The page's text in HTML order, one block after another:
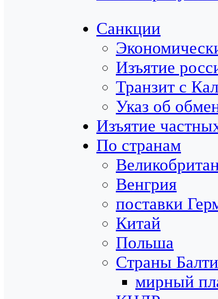
Санкции
Изъятие
Транзит с
Указ об
Изъятие
По странам
Венгрия
поставки
Китай
Польша
Страны
мирный